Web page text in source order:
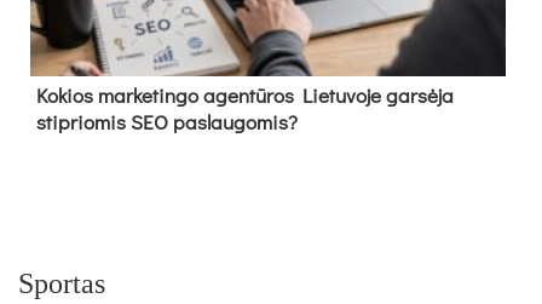
Kokios marketingo agentūros Lietuvoje garsėja
stipriomis SEO paslaugomis?
Sportas